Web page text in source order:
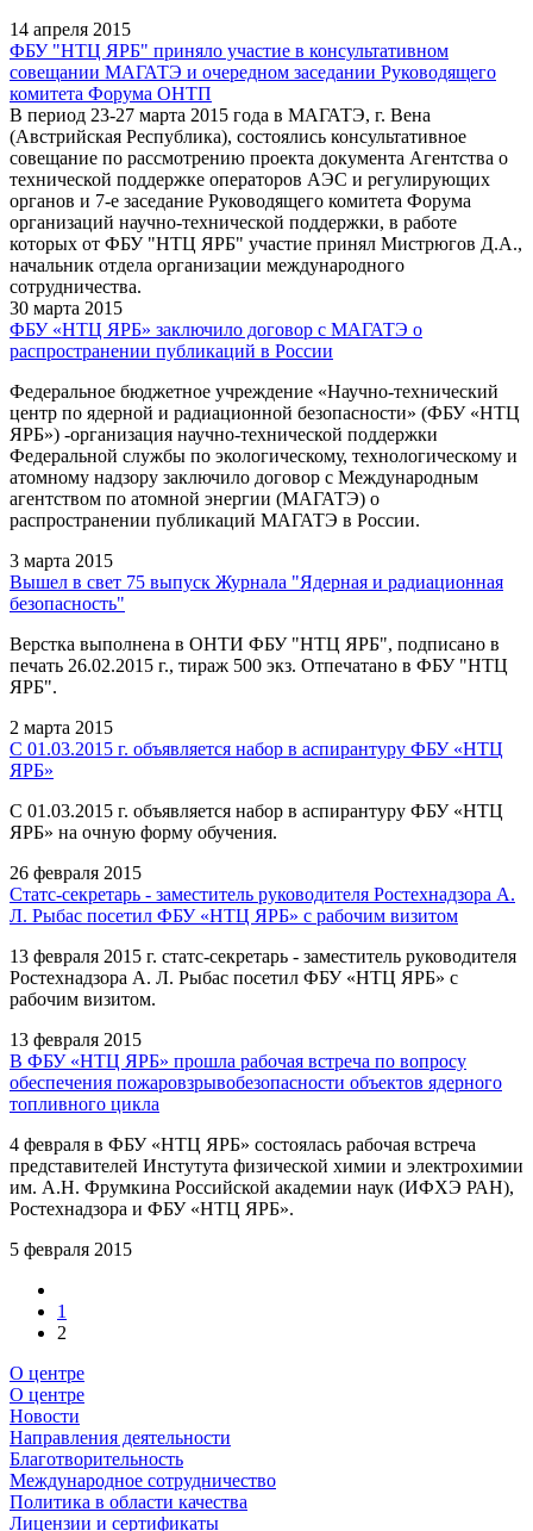
14 апреля 2015
ФБУ "НТЦ ЯРБ" приняло участие в консультативном
совещании МАГАТЭ и очередном заседании Руководящего
комитета Форума ОНТП
В период 23-27 марта 2015 года в МАГАТЭ, г. Вена
(Австрийская Республика), состоялись консультативное
совещание по рассмотрению проекта документа Агентства о
технической поддержке операторов АЭС и регулирующих
органов и 7-е заседание Руководящего комитета Форума
организаций научно-технической поддержки, в работе
которых от ФБУ "НТЦ ЯРБ" участие принял Мистрюгов Д.А.,
начальник отдела организации международного
сотрудничества.
30 марта 2015
ФБУ «НТЦ ЯРБ» заключило договор с МАГАТЭ о
распространении публикаций в России
Федеральное бюджетное учреждение «Научно-технический
центр по ядерной и радиационной безопасности» (ФБУ «НТЦ
ЯРБ») -организация научно-технической поддержки
Федеральной службы по экологическому, технологическому и
атомному надзору заключило договор с Международным
агентством по атомной энергии (МАГАТЭ) о
распространении публикаций МАГАТЭ в России.
3 марта 2015
Вышел в свет 75 выпуск Журнала "Ядерная и радиационная
безопасность"
Верстка выполнена в ОНТИ ФБУ "НТЦ ЯРБ", подписано в
печать 26.02.2015 г., тираж 500 экз. Отпечатано в ФБУ "НТЦ
ЯРБ".
2 марта 2015
С 01.03.2015 г. объявляется набор в аспирантуру ФБУ «НТЦ
ЯРБ»
С 01.03.2015 г. объявляется набор в аспирантуру ФБУ «НТЦ
ЯРБ» на очную форму обучения.
26 февраля 2015
Статс-секретарь - заместитель руководителя Ростехнадзора А.
Л. Рыбас посетил ФБУ «НТЦ ЯРБ» с рабочим визитом
13 февраля 2015 г. статс-секретарь - заместитель руководителя
Ростехнадзора А. Л. Рыбас посетил ФБУ «НТЦ ЯРБ» с
рабочим визитом.
13 февраля 2015
В ФБУ «НТЦ ЯРБ» прошла рабочая встреча по вопросу
обеспечения пожаровзрывобезопасности объектов ядерного
топливного цикла
4 февраля в ФБУ «НТЦ ЯРБ» состоялась рабочая встреча
представителей Инстутута физической химии и электрохимии
им. А.Н. Фрумкина Российской академии наук (ИФХЭ РАН),
Ростехнадзора и ФБУ «НТЦ ЯРБ».
5 февраля 2015
1
2
О центре
О центре
Новости
Направления деятельности
Благотворительность
Международное сотрудничество
Политика в области качества
Лицензии и сертификаты